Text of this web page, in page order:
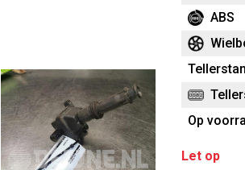
ABS
Op
Let op